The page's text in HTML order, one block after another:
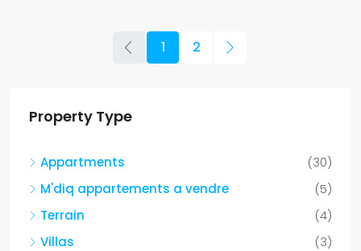
1 2
Property Type
Appartments
(30)
M'diq appartements a vendre
(5)
Terrain
(4)
Villas
(3)